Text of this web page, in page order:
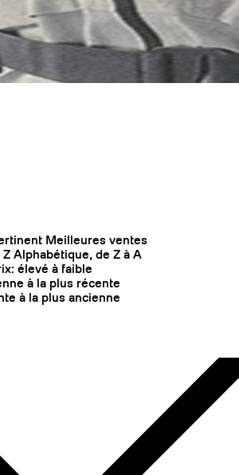
Meilleures ventes
Z Alphabétique, de Z à A
élevé à faible
à la plus récente
à la plus ancienne